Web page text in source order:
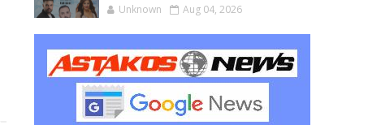
Unknown Aug 04, 2026